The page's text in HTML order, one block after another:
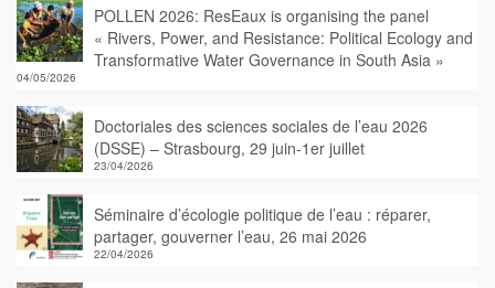
POLLEN 2026: ResEaux is organising the panel
« Rivers, Power, and Resistance: Political Ecology and
Transformative Water Governance in South Asia »
04/05/2026
Doctoriales des sciences sociales de l’eau 2026
(DSSE) – Strasbourg, 29 juin-1er juillet
23/04/2026
Séminaire d’écologie politique de l’eau : réparer,
partager, gouverner l’eau, 26 mai 2026
22/04/2026